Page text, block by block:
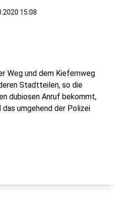
15:08
Weg und dem Kiefernweg
Stadtteilen, so die
dubiosen Anruf bekommt,
umgehend der Polizei